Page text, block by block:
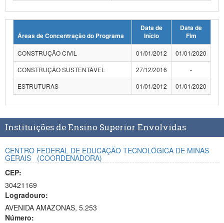
Áreas de Concentração do Programa
Data de
Início
Data de
Fim
CONSTRUÇÃO CIVIL
01/01/2012
01/01/2020
CONSTRUÇÃO SUSTENTÁVEL
27/12/2016
-
ESTRUTURAS
01/01/2012 01/01/2020
Instituições de Ensino Superior Envolvidas
CENTRO FEDERAL DE EDUCAÇÃO TECNOLÓGICA DE MINAS
GERAIS
(COORDENADORA)
CEP:
30421169
Logradouro:
AVENIDA AMAZONAS, 5.253
Número: